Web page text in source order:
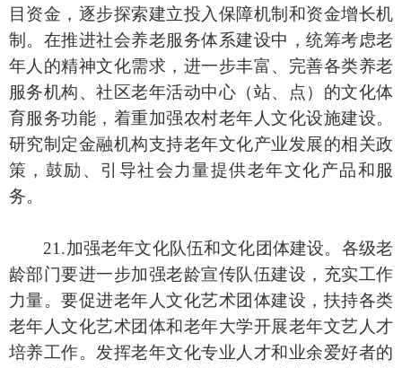
目资金，逐步探索建立投入保障机制和资金增长机
制。在推进社会养老服务体系建设中，统筹考虑老
年人的精神文化需求，进一步丰富、完善各类养老
服务机构、社区老年活动中心（站、点）的文化体
育服务功能，着重加强农村老年人文化设施建设。
研究制定金融机构支持老年文化产业发展的相关政
策，鼓励、引导社会力量提供老年文化产品和服
务。
21.加强老年文化队伍和文化团体建设。各级老
龄部门要进一步加强老龄宣传队伍建设，充实工作
力量。要促进老年人文化艺术团体建设，扶持各类
老年人文化艺术团体和老年大学开展老年文艺人才
培养工作。发挥老年文化专业人才和业余爱好者的